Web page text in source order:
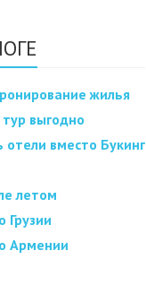
жилья
выгодно
отели вместо Букинг
летом
Грузии
Армении